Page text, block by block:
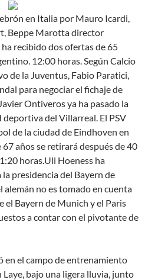
en Italia por Mauro Icardi,
Beppe Marotta director
recibido dos ofertas de 65
12:00 horas. Según Calcio
de la Juventus, Fabio Paratici,
para negociar el fichaje de
Ontiveros ya ha pasado la
del Villarreal. El PSV
de la ciudad de Eindhoven en
67 años se retirará después de 40
horas.Uli Hoeness ha
presidencia del Bayern de
no es tomado en cuenta
el Bayern de Munich y el Paris
a contar con el pivotante de
en el campo de entrenamiento
Laye, bajo una ligera lluvia, junto